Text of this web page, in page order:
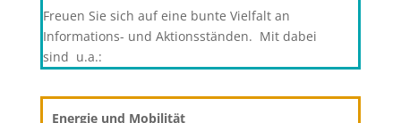
Freuen Sie sich auf eine bunte Vielfalt an
Informations- und Aktionsständen. Mit dabei
sind u.a.:
Energie und Mobilität